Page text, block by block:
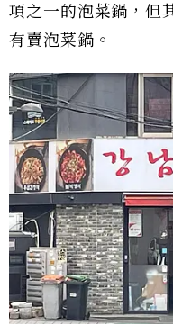
項之一的泡菜鍋，但
有賣泡菜鍋。